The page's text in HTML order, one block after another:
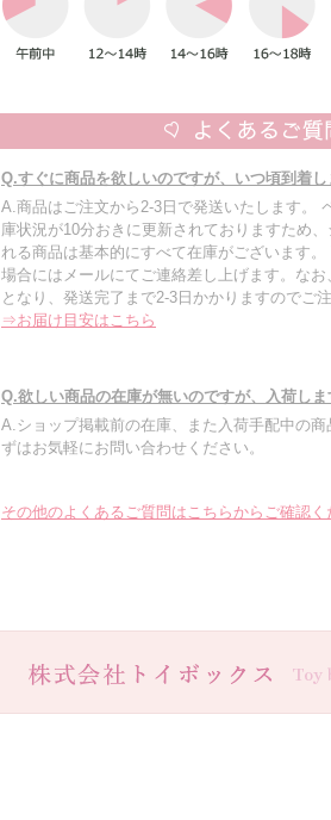
Q.すぐに商品を欲しいのですが、いつ頃到着し
A.商品はご注文から2-3日で発送いたします。
庫状況が10分おきに更新されておりますため
れる商品は基本的にすべて在庫がございます
場合にはメールにてご連絡差し上げます。な
となり、発送完了まで2-3日かかりますのでご注
⇒お届け目安はこちら
Q.欲しい商品の在庫が無いのですが、入荷しま
A.ショップ掲載前の在庫、また入荷手配中の
ずはお気軽にお問い合わせください。
その他のよくあるご質問はこちらからご確認く